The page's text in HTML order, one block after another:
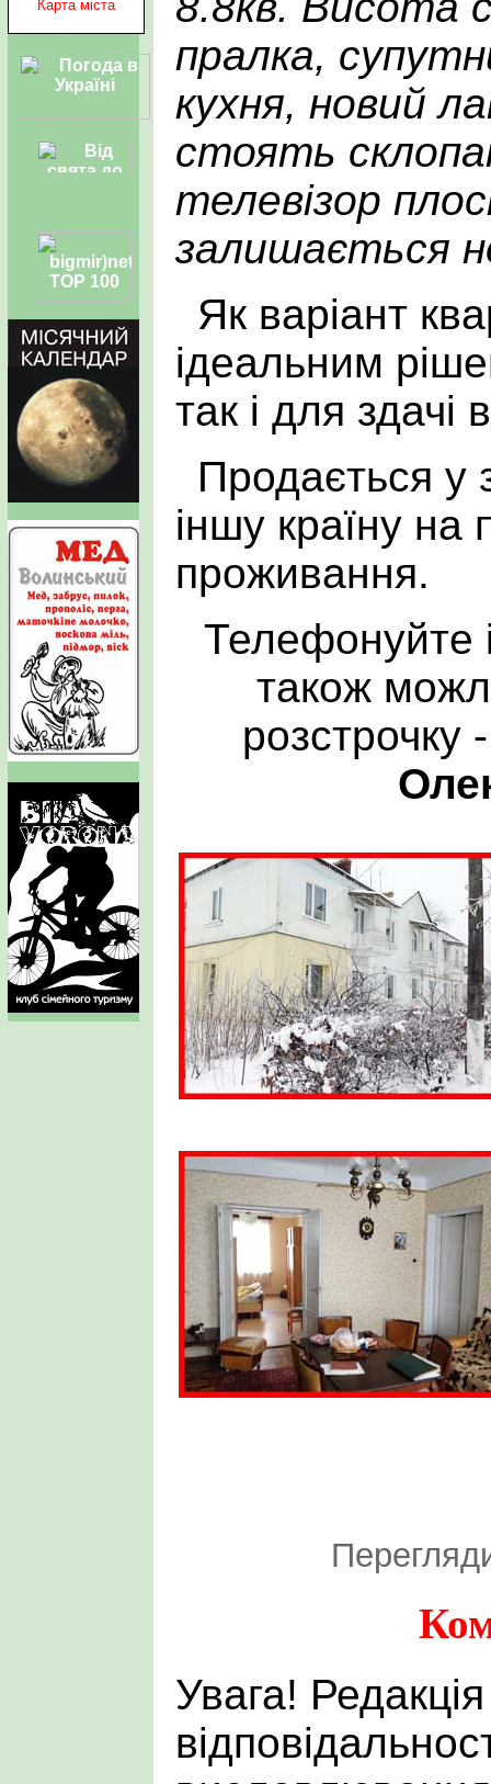
Карта міста
пралка,
кухня, новий
стоять
телевізор
залишається
Як варіант
ідеальним
так і для здачі
Продається у
іншу країну на
проживання.
Телефонуйте
також
розстрочку
Увага!